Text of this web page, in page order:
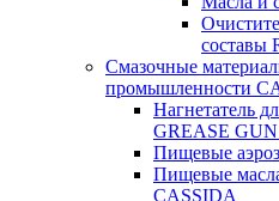
составы
Смазочные
промышленности
Нагнетатель
GREASE
Пищевые
Пищевые
CASSIDA